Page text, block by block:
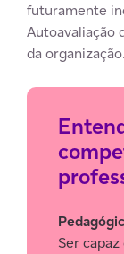
futuramente
Autoavaliação
da organização.
Ser